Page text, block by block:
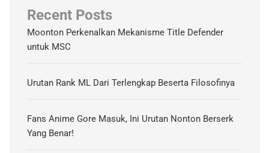
Recent Posts
Moonton Perkenalkan Mekanisme Title Defender
untuk MSC
Urutan Rank ML Dari Terlengkap Beserta Filosofinya
Fans Anime Gore Masuk, Ini Urutan Nonton Berserk
Yang Benar!